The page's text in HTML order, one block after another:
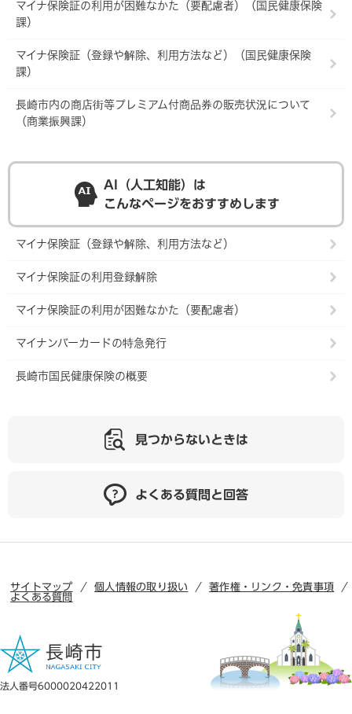
マイナ保険証の利用が困難なかた（要配慮者）（国民健康保険
課）
マイナ保険証（登録や解除、利用方法など）（国民健康保険
課）
長崎市内の商店街等プレミアム付商品券の販売状況について
（商業振興課）
AI（人工知能）は
こんなページをおすすめします
マイナ保険証（登録や解除、利用方法など）
マイナ保険証の利用登録解除
マイナ保険証の利用が困難なかた（要配慮者）
マイナンバーカードの特急発行
長崎市国民健康保険の概要
見つからないときは
よくある質問と回答
サイトマップ 個人情報の取り扱い
著作権・リンク・免責事項
よくある質問
法人番号6000020422011